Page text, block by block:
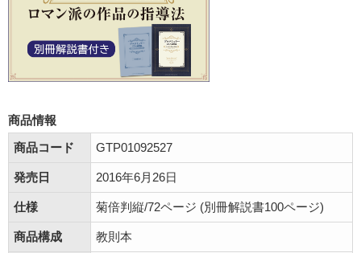
商品情報
商品コード
GTP01092527
発売日 2016年6月26日
仕様 菊倍判縦/72ページ (別冊解説書100ページ)
商品構成 教則本